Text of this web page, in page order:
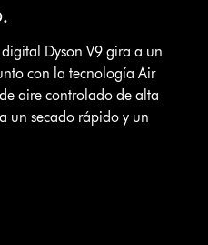
Dyson V9 gira a un
con la tecnología Air
aire controlado de alta
un secado rápido y un